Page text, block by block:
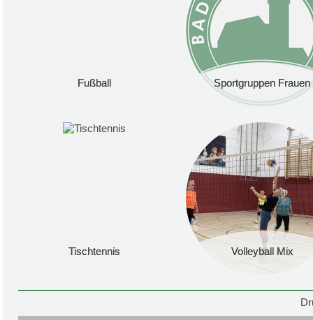
Fußball
Fußball Sportgruppen Frauen
Sportgruppen Frauen
Tischtennis
Tischtennis Volleyball Mix
Volleyball Mix